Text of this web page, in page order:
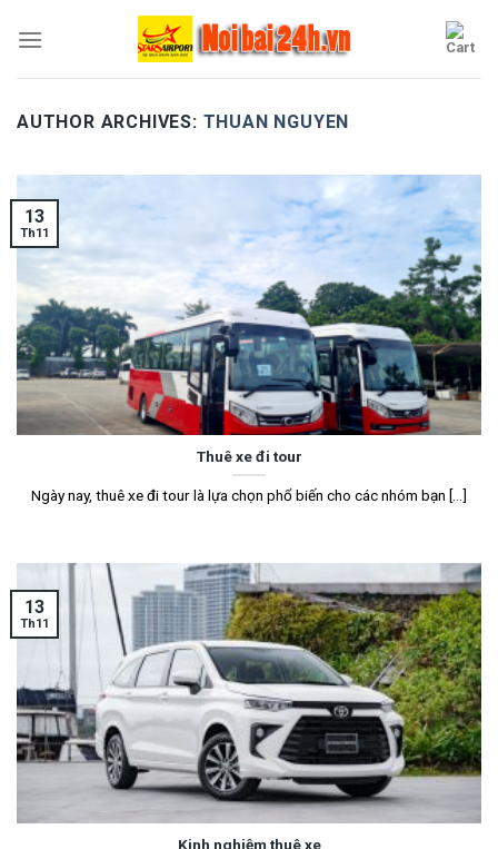
AUTHOR ARCHIVES: THUAN NGUYEN
Thuê xe đi tour
Ngày nay, thuê xe đi tour là lựa chọn phổ biến cho các nhóm bạn [...]
13
Th11
Kinh nghiệm thuê xe
13
Th11